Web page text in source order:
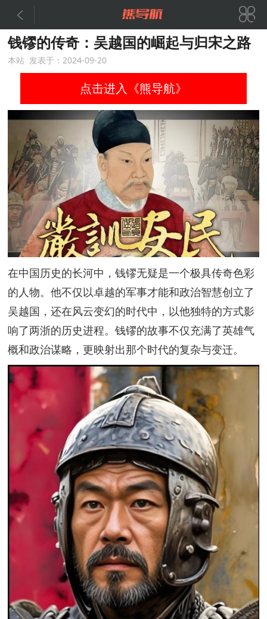
 
钱镠的传奇：吴越国的崛起与归宋之路
本站 发表于：2024-09-20
点击进入《熊导航》
在中国历史的长河中，钱镠无疑是一个极具传奇色彩
的人物。他不仅以卓越的军事才能和政治智慧创立了
吴越国，还在风云变幻的时代中，以他独特的方式影
响了两浙的历史进程。钱镠的故事不仅充满了英雄气
概和政治谋略，更映射出那个时代的复杂与变迁。